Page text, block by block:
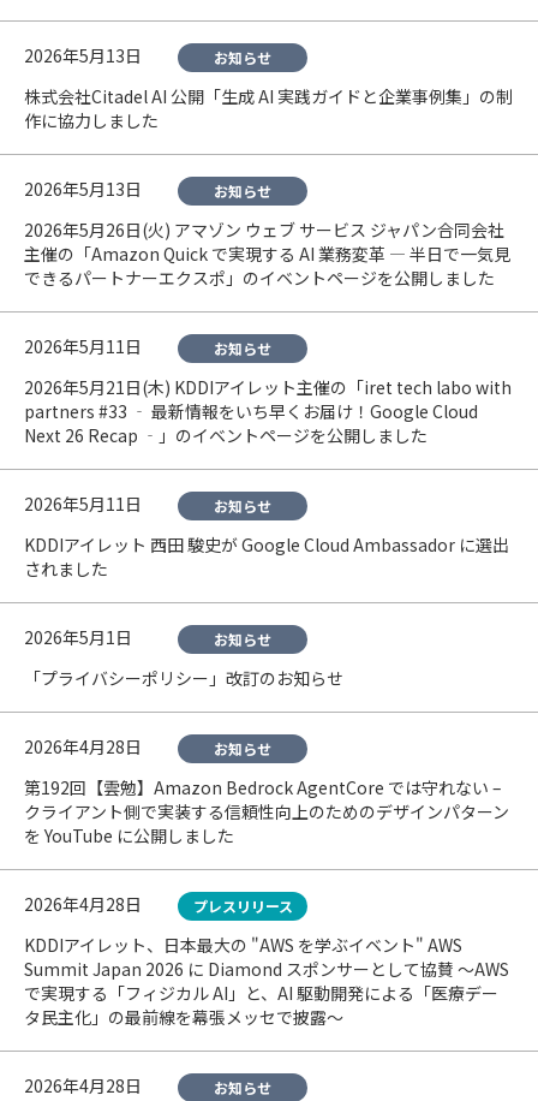
2026年5月13日 お知らせ
株式会社Citadel AI 公開「生成 AI 実践ガイドと企業事例集」の制
作に協力しました
2026年5月13日 お知らせ
2026年5月26日(火) アマゾン ウェブ サービス ジャパン合同会社
主催の「Amazon Quick で実現する AI 業務変革 — 半日で一気見
できるパートナーエクスポ」のイベントページを公開しました
2026年5月11日 お知らせ
2026年5月21日(木) KDDIアイレット主催の「iret tech labo with
partners #33 ‐ 最新情報をいち早くお届け！Google Cloud
Next 26 Recap ‐」のイベントページを公開しました
2026年5月11日 お知らせ
KDDIアイレット 西田 駿史が Google Cloud Ambassador に選出
されました
2026年5月1日 お知らせ
「プライバシーポリシー」改訂のお知らせ
2026年4月28日 お知らせ
第192回【雲勉】Amazon Bedrock AgentCore では守れない –
クライアント側で実装する信頼性向上のためのデザインパターン
を YouTube に公開しました
2026年4月28日 プレスリリース
KDDIアイレット、日本最大の "AWS を学ぶイベント" AWS
Summit Japan 2026 に Diamond スポンサーとして協賛 〜AWS
で実現する「フィジカル AI」と、AI 駆動開発による「医療デー
タ民主化」の最前線を幕張メッセで披露〜
2026年4月28日 お知らせ